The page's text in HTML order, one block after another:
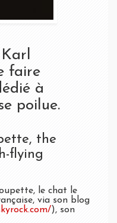
Karl
faire
à
poilue.
the
flying
le chat le
via son blog
), son